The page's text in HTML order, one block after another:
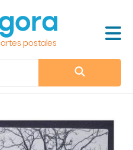
postales